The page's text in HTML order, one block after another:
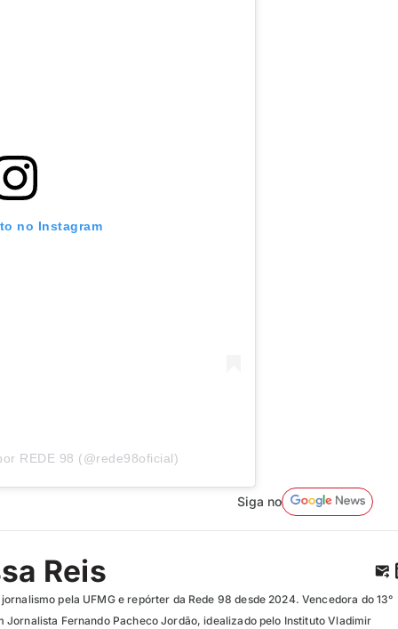
no Instagram
REDE 98 (@rede98oficial)
Siga no
Reis
pela UFMG e repórter da Rede 98 desde 2024. Vencedora do 13°
Jornalista Fernando Pacheco Jordão, idealizado pelo Instituto Vladimir